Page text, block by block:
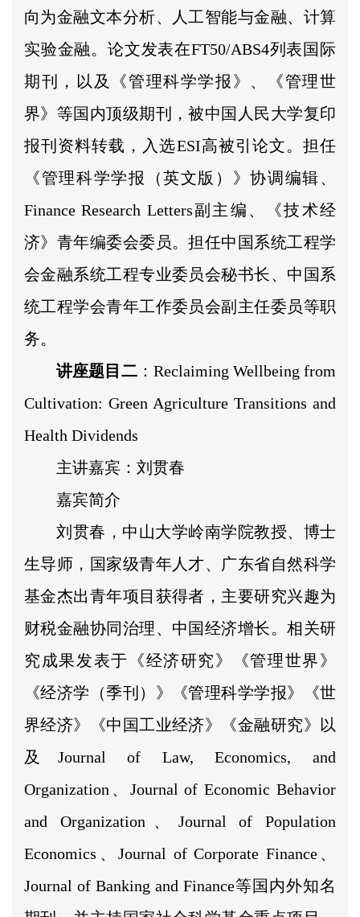
向为金融文本分析、人工智能与金融、计算
实验金融。论文发表在FT50/ABS4列表国际
期刊，以及《管理科学学报》、《管理世
界》等国内顶级期刊，被中国人民大学复印
报刊资料转载，入选ESI高被引论文。担任
《管理科学学报（英文版）》协调编辑、
Finance Research Letters副主编、《技术经
济》青年编委会委员。担任中国系统工程学
会金融系统工程专业委员会秘书长、中国系
统工程学会青年工作委员会副主任委员等职
务。
讲座题目二：Reclaiming Wellbeing from
Cultivation: Green Agriculture Transitions and
Health Dividends
主讲嘉宾：刘贯春
嘉宾简介
刘贯春，中山大学岭南学院教授、博士
生导师，国家级青年人才、广东省自然科学
基金杰出青年项目获得者，主要研究兴趣为
财税金融协同治理、中国经济增长。相关研
究成果发表于《经济研究》《管理世界》
《经济学（季刊）》《管理科学学报》《世
界经济》《中国工业经济》《金融研究》以
及Journal of Law, Economics, and
Organization、Journal of Economic Behavior
and Organization、Journal of Population
Economics、Journal of Corporate Finance、
Journal of Banking and Finance等国内外知名